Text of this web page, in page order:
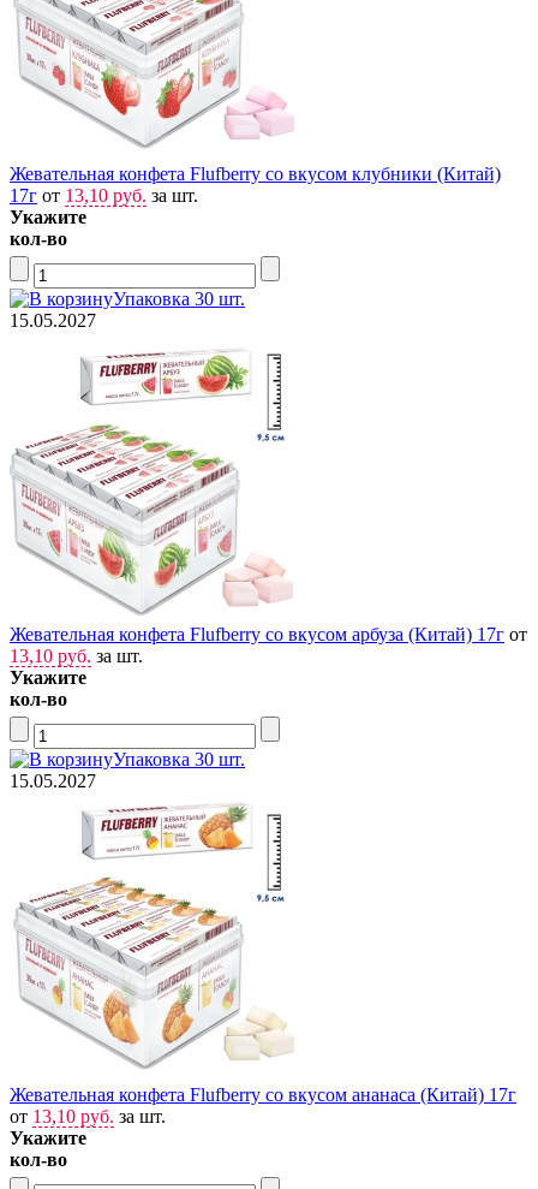
Жевательная конфета Flufberry со вкусом клубники (Китай)
17г от 13,10 руб. за шт.
Укажите
кол-во
Упаковка 30 шт.
15.05.2027
Жевательная конфета Flufberry со вкусом арбуза (Китай) 17г от
13,10 руб. за шт.
Укажите
кол-во
Упаковка 30 шт.
15.05.2027
Жевательная конфета Flufberry со вкусом ананаса (Китай) 17г
от 13,10 руб. за шт.
Укажите
кол-во